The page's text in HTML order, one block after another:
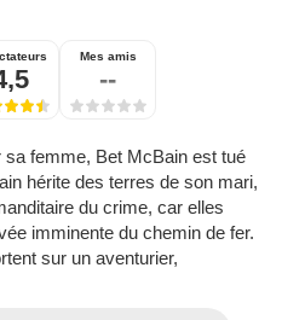
Mes amis
--
sa femme, Bet McBain est tué
hérite des terres de son mari,
du crime, car elles
imminente du chemin de fer.
sur un aventurier,